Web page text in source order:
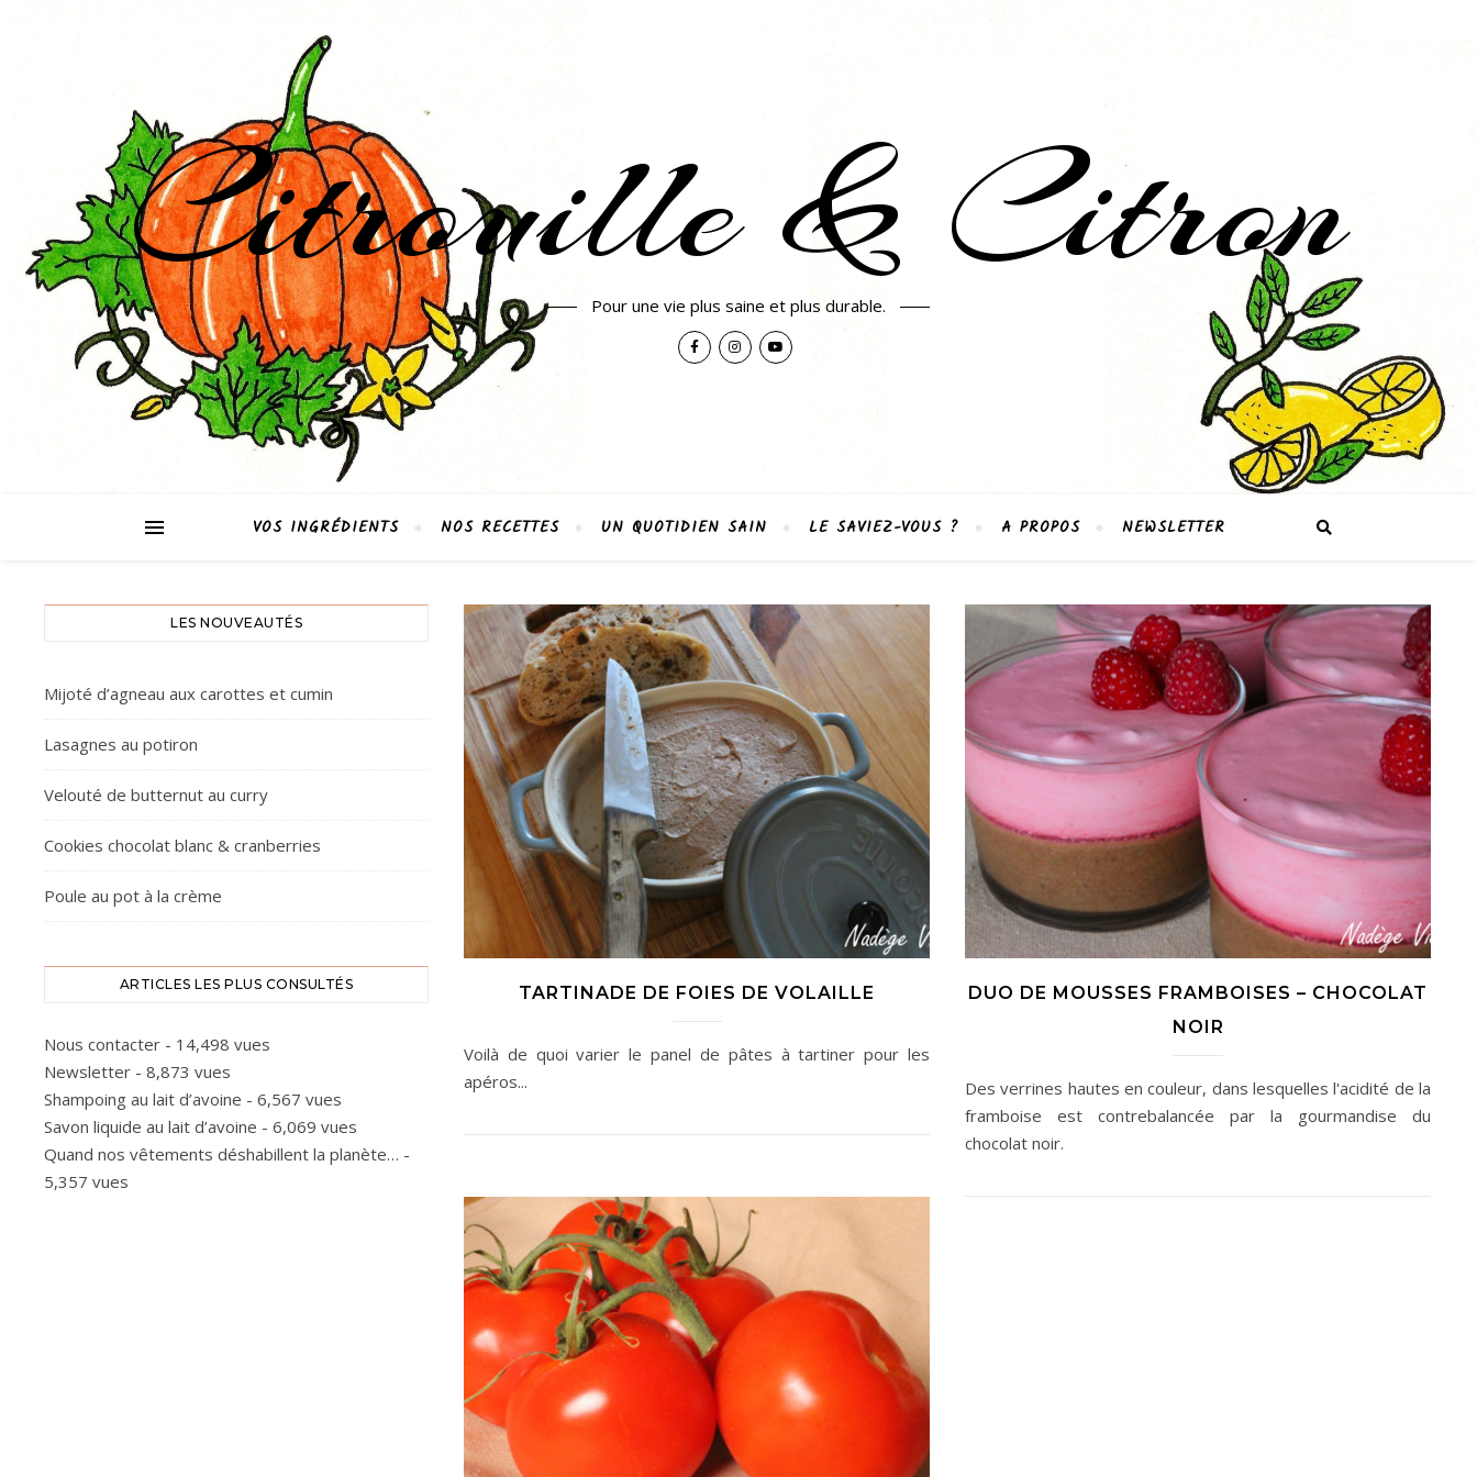
Citrouille & Citron
Pour une vie plus saine et plus durable.
VOS INGRÉDIENTS NOS RECETTES UN QUOTIDIEN SAIN LE SAVIEZ-VOUS ? A PROPOS NEWSLETTER
LES NOUVEAUTÉS
Mijoté d’agneau aux carottes et cumin
Lasagnes au potiron
Velouté de butternut au curry
Cookies chocolat blanc & cranberries
Poule au pot à la crème
ARTICLES LES PLUS CONSULTÉS
Nous contacter - 14,498 vues
Newsletter - 8,873 vues
Shampoing au lait d’avoine - 6,567 vues
Savon liquide au lait d’avoine - 6,069 vues
Quand nos vêtements déshabillent la planète… -
5,357 vues
TARTINADE DE FOIES DE VOLAILLE
Voilà de quoi varier le panel de pâtes à tartiner pour les
apéros...
DUO DE MOUSSES FRAMBOISES – CHOCOLAT
NOIR
Des verrines hautes en couleur, dans lesquelles l'acidité de la
framboise est contrebalancée par la gourmandise du
chocolat noir.